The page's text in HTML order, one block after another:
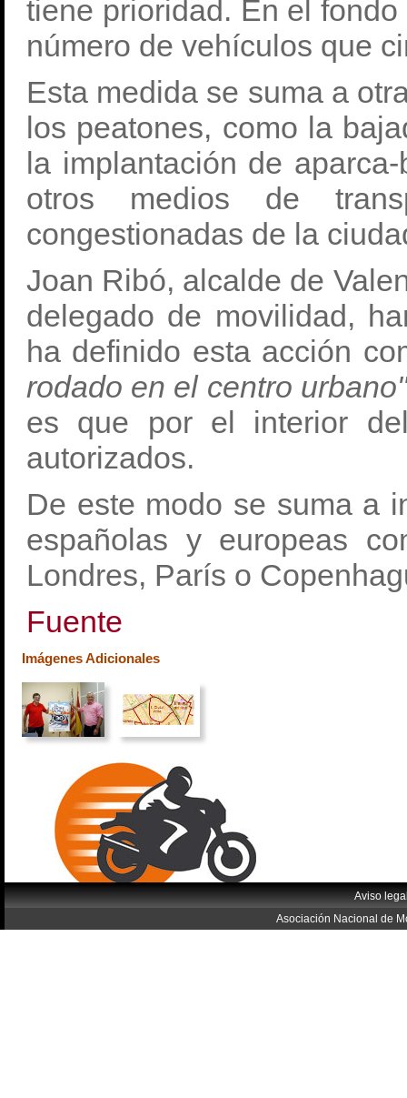
tiene prioridad. En el
número de vehículos que
Esta medida se suma a
los peatones, como la
la implantación de
otros medios de
congestionadas de la
Joan Ribó, alcalde de
delegado de movilidad,
ha definido esta acción
rodado en el centro
es que por el interior
autorizados.
De este modo se suma a
españolas y europeas
Londres, París o
Fuente
Imágenes Adicionales
Aviso
Asociación Nacional de